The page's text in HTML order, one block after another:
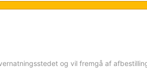
og vil fremgå af